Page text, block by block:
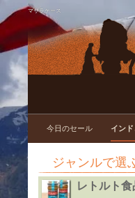
マサラケース
今日のセール イン
ジャンルで選
レトルト食